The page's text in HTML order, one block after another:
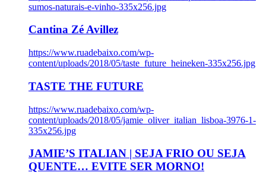
sumos-naturais-e-vinho-335x256.jpg
Cantina Zé Avillez
https://www.ruadebaixo.com/wp-
content/uploads/2018/05/taste_future_heineken-335x256.jpg
TASTE THE FUTURE
https://www.ruadebaixo.com/wp-
content/uploads/2018/05/jamie_oliver_italian_lisboa-3976-1-
335x256.jpg
JAMIE’S ITALIAN | SEJA FRIO OU SEJA
QUENTE… EVITE SER MORNO!